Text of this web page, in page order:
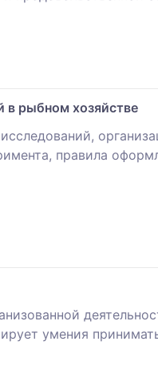
в рыбном хозяйстве
правила
умения